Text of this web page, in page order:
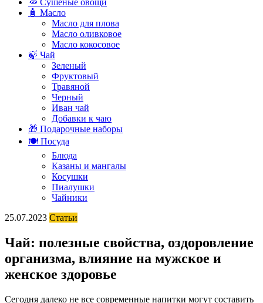
🧴 Масло
Масло для плова
Масло оливковое
Масло кокосовое
🍃 Чай
Зеленый
Фруктовый
Травяной
Черный
Иван чай
Добавки к чаю
🎁 Подарочные наборы
🍽️ Посуда
Блюда
Казаны и мангалы
Косушки
Пиалушки
Чайники
25.07.2023 Статьи
Чай: полезные свойства, оздоровление
организма, влияние на мужское и
женское здоровье
Сегодня далеко не все современные напитки могут составить